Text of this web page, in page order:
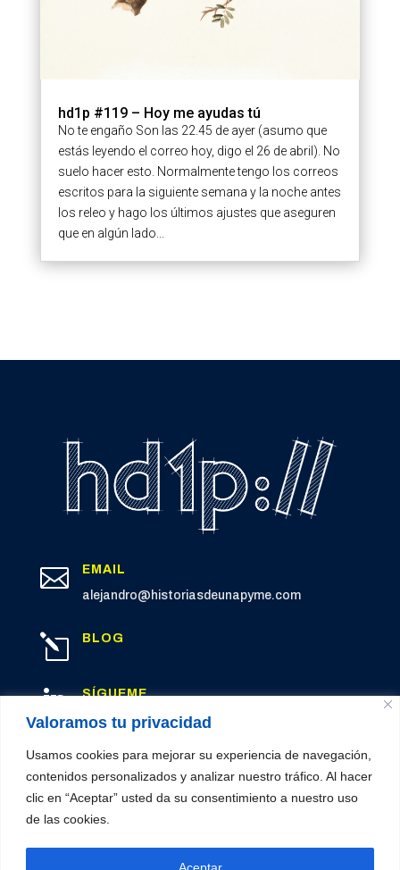
Valoramos tu privacidad
Usamos cookies para mejorar su experiencia de navegación,
contenidos personalizados y analizar nuestro tráfico. Al hacer
clic en “Aceptar” usted da su consentimiento a nuestro uso
de las cookies.
Aceptar
hd1p #119 – Hoy me ayudas tú
No te engaño Son las 22.45 de ayer (asumo que
estás leyendo el correo hoy, digo el 26 de abril). No
suelo hacer esto. Normalmente tengo los correos
escritos para la siguiente semana y la noche antes
los releo y hago los últimos ajustes que aseguren
que en algún lado...

EMAIL
alejandro@historiasdeunapyme.com
l BLOG
 SÍGUEME
LinkedIn
© 2026 Historias de una PYME
Política de privacidad|Cookies|Aviso legal